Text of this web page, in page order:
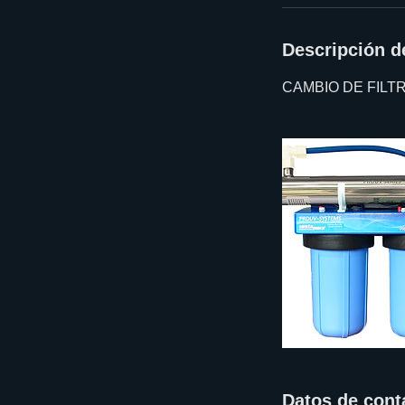
Descripción
CAMBIO DE
Datos de